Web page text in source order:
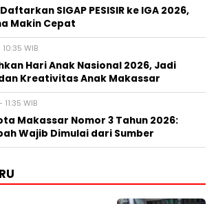
SIGAP PESISIR ke IGA 2026,
Makin Cepat
WIB
Hari Anak Nasional 2026, Jadi
Kreativitas Anak Makassar
WIB
Makassar Nomor 3 Tahun 2026:
Wajib Dimulai dari Sumber